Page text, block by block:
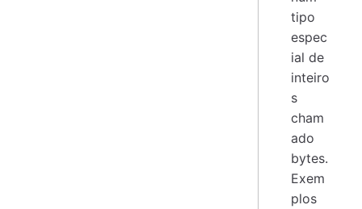
tipo
espec
ial de
inteiro
s
cham
ado
bytes.
Exem
plos